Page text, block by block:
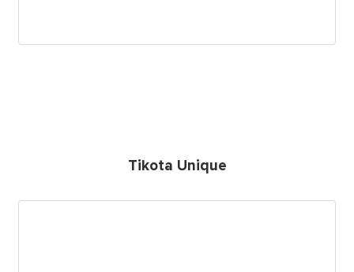
Tikota Unique